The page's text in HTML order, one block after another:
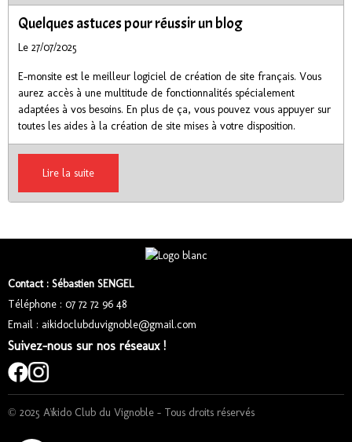
Quelques astuces pour réussir un blog
Le 27/07/2025
E-monsite est le meilleur logiciel de création de site français. Vous
aurez accès à une multitude de fonctionnalités spécialement
adaptées à vos besoins. En plus de ça, vous pouvez vous appuyer sur
toutes les aides à la création de site mises à votre disposition.
Lire la suite
Contact : Sébastien SENGEL
Téléphone : 07 72 72 96 48
Email : aikidoclubduvignoble@gmail.com
Suivez-nous sur nos réseaux !
© 2025 Aïkido Club du Vignoble – Tous droits réservés